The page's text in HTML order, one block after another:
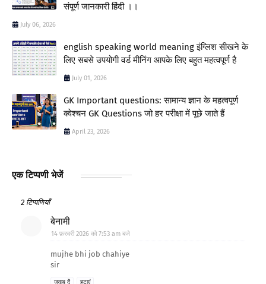
संपूर्ण जानकारी हिंदी ।।
July 06, 2026
english speaking world meaning इंग्लिश सीखने के
लिए सबसे उपयोगी वर्ड मीनिंग आपके लिए बहुत महत्वपूर्ण है
July 01, 2026
GK Important questions: सामान्य ज्ञान के महत्वपूर्ण
क्वेश्चन GK Questions जो हर परीक्षा में पूछे जाते हैं
April 23, 2026
एक टिप्पणी भेजें
2 टिप्पणियाँ
बेनामी
14 फ़रवरी 2026 को 7:53 am बजे
mujhe bhi job chahiye
sir
जवाब दें हटाएं